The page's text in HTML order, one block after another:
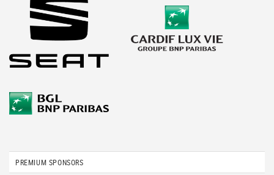
PREMIUM SPONSORS